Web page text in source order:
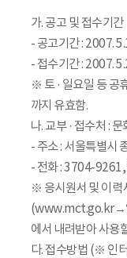
가. 공고 및 접수기간
- 공고기간 : 2007.
- 접수기간 : 2007.
※ 토 · 일요일 등 공
까지 유효함.
나. 교부 · 접수처 :
- 주소 : 서울특별시
- 전화 : 3704-
※ 응시원서 및 이력
(www.mct.go.kr→
에서 내려받아 사용
다. 접수방법 (※ 인